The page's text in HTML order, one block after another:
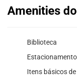
Amenities
Biblioteca
Itens básicos